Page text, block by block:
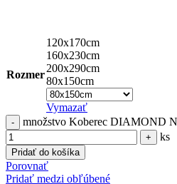
Rozmer
120x170cm
160x230cm
200x290cm
80x150cm
Vymazať
množstvo Koberec DIAMOND
ks
Pridať do košíka
Porovnať
Pridať medzi obľúbené